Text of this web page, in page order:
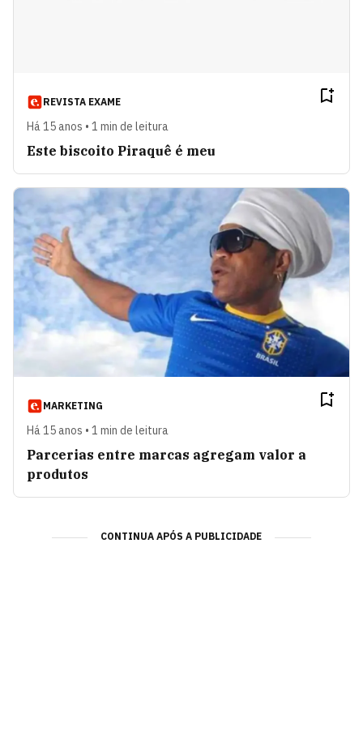
REVISTA EXAME
Há 15 anos • 1 min de leitura
Este biscoito Piraquê é meu
MARKETING
Há 15 anos • 1 min de leitura
Parcerias entre marcas agregam valor a
produtos
CONTINUA APÓS A PUBLICIDADE